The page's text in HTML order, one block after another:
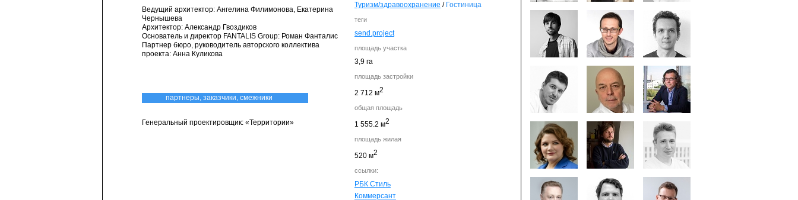
Туризм/здравоохранение / Гостиница
теги
send.project
площадь участка
3,9 га
площадь застройки
2 712 м2
общая площадь
1 555.2 м2
площадь жилая
520 м2
ссылки:
РБК Стиль
Коммерсант
Ведущий архитектор: Ангелина Филимонова, Екатерина
Чернышева
Архитектор: Александр Гвоздиков
Основатель и директор FANTALIS Group: Роман Фанталис
Партнер бюро, руководитель авторского коллектива
проекта: Анна Куликова
партнеры, заказчики, смежники
Генеральный проектировщик: «Территории»